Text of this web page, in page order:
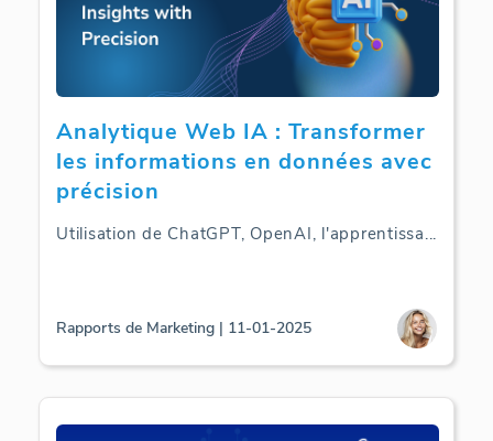
Analytique Web IA : Transformer
les informations en données avec
précision
Utilisation de ChatGPT, OpenAI, l'apprentissa...
Rapports de Marketing | 11-01-2025